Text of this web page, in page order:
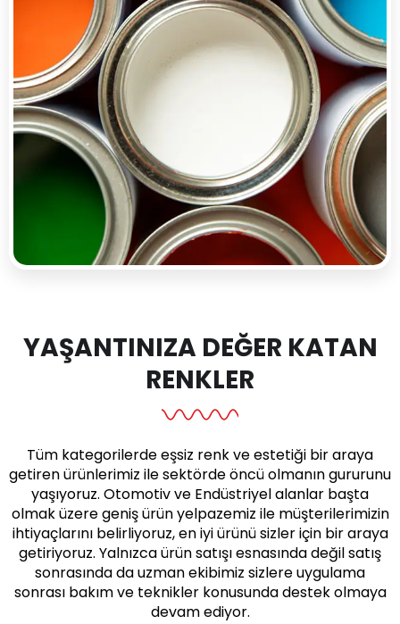
YAŞANTINIZA DEĞER KATAN
RENKLER
Tüm kategorilerde eşsiz renk ve estetiği bir araya
getiren ürünlerimiz ile sektörde öncü olmanın gururunu
yaşıyoruz. Otomotiv ve Endüstriyel alanlar başta
olmak üzere geniş ürün yelpazemiz ile müşterilerimizin
ihtiyaçlarını belirliyoruz, en iyi ürünü sizler için bir araya
getiriyoruz. Yalnızca ürün satışı esnasında değil satış
sonrasında da uzman ekibimiz sizlere uygulama
sonrası bakım ve teknikler konusunda destek olmaya
devam ediyor.